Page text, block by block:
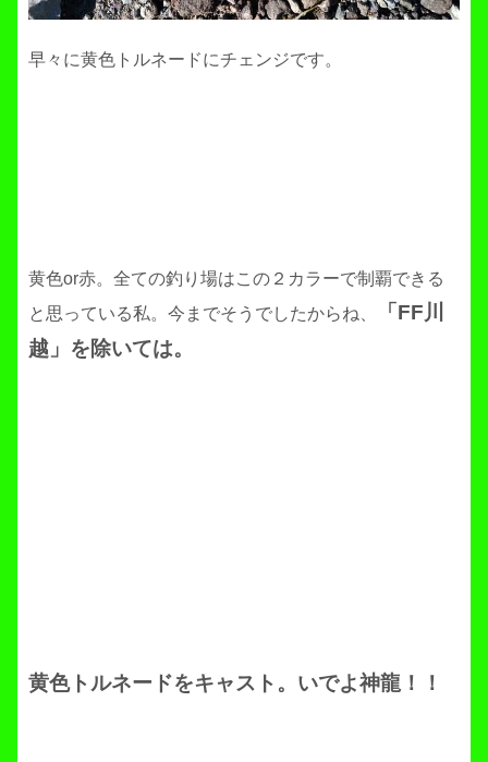
早々に黄色トルネードにチェンジです。
黄色or赤。全ての釣り場はこの２カラーで制覇できる
と思っている私。今までそうでしたからね、
「FF川
越」を除いては。
黄色トルネードをキャスト。いでよ神龍！！